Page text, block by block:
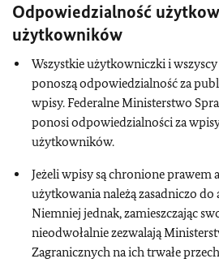
Odpowiedzialność
użytkowników
Wszystkie użytkowniczki i
ponoszą odpowiedzialność za
wpisy. Federalne Ministerstwo
ponosi odpowiedzialności za
użytkowników.
Jeżeli wpisy są chronione prawem
użytkowania należą zasadniczo
Niemniej jednak, zamieszczając
nieodwołalnie zezwalają
Zagranicznych na ich trwałe